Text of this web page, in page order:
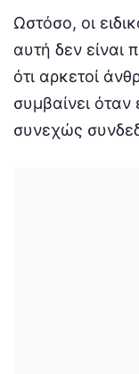
Ωστόσο, οι
αυτή δεν είναι
ότι αρκετοί
συμβαίνει
συνεχώς